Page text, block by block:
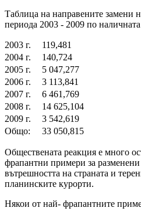
Таблица на направените замени
периода 2003 - 2009 по
2003 г.
119,481
2004 г.
140,724
2005 г.
5 047,277
2006 г.
3 113,841
2007 г.
6 461,769
2008 г.
14 625,104
2009 г.
3 542,619
Общо:
33 050,815
Обществената реакция е много
фрапантни примери за
вътрешността на страната и
планинските курорти.
Някои от най- фрапантните